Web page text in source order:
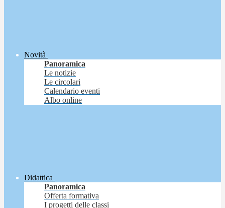
Novità
Panoramica
Le notizie
Le circolari
Calendario eventi
Albo online
Didattica
Panoramica
Offerta formativa
I progetti delle classi